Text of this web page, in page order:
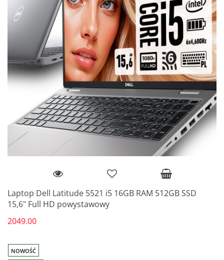
Laptop Dell Latitude 5521 i5 16GB RAM 512GB SSD
15,6" Full HD powystawowy
2049.00
NOWOŚĆ